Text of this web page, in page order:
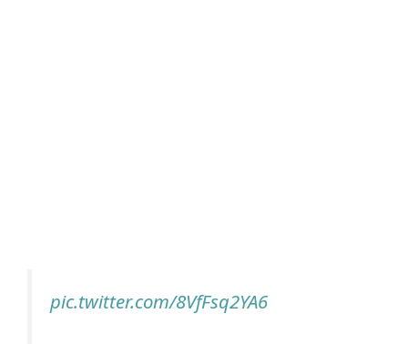
pic.twitter.com/8VfFsq2YA6